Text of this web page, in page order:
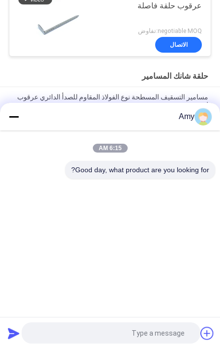
عرقوب حلقة فاصلة
negotiable MOQ:تفاوض
الاتصال
حلقة شانك المسامير
مسامير التسقيف المسطحة نوع الفولاذ المقاوم للصدأ الدائري عرقوب
لمشروع خشبي
جلت رئيس مصقول الفولاذ المقاوم للصدأ حلقة حلقي مسامير عرقوب
للأخشاب
Amy
6:15 AM
Good day, what product are you looking for?